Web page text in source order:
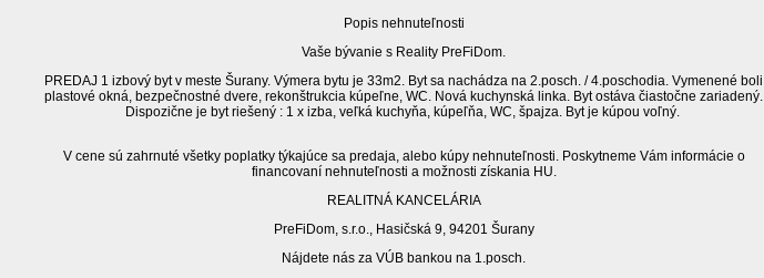
Popis nehnuteľnosti
Vaše bývanie s Reality PreFiDom.
PREDAJ 1 izbový byt v meste Šurany. Výmera bytu je 33m2. Byt sa nachádza na 2.posch. / 4.poschodia. Vymenené boli
plastové okná, bezpečnostné dvere, rekonštrukcia kúpeľne, WC. Nová kuchynská linka. Byt ostáva čiastočne zariadený.
Dispozične je byt riešený : 1 x izba, veľká kuchyňa, kúpeľňa, WC, špajza. Byt je kúpou voľný.
V cene sú zahrnuté všetky poplatky týkajúce sa predaja, alebo kúpy nehnuteľnosti. Poskytneme Vám informácie o
financovaní nehnuteľnosti a možnosti získania HU.
REALITNÁ KANCELÁRIA
PreFiDom, s.r.o., Hasičská 9, 94201 Šurany
Nájdete nás za VÚB bankou na 1.posch.